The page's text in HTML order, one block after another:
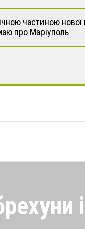
частиною
про Маріуполь